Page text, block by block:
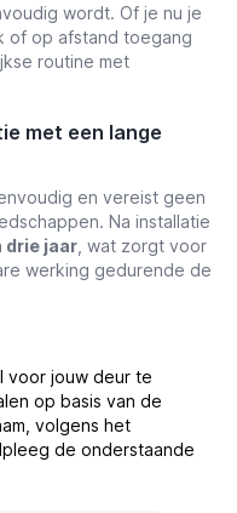
wordt. Of je nu je
of op afstand toegang
routine met
met een lange
en vereist geen
Na installatie
drie jaar , wat zorgt voor
werking gedurende de
voor jouw deur te
op basis van de
volgens het
de onderstaande